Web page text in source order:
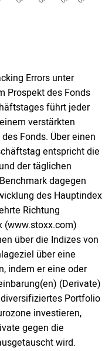
Errors unter
Prospekt des Fonds
führt jeder
verstärkten
Fonds. Über einen
entspricht die
der täglichen
dagegen
des Hauptindex
Richtung
(www.stoxx.com)
über die Indizes von
über eine
indem er eine oder
(Derivate)
Portfolio
investieren,
gegen die
wird.